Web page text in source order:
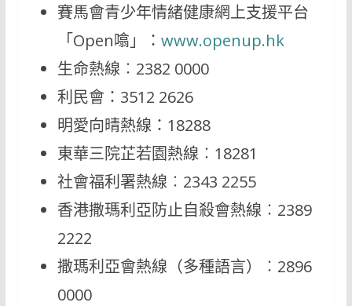
賽馬會青少年情緒健康網上支援平台
「Open噏」： www.openup.hk
生命熱線︰2382 0000
利民會：3512 2626
明愛向晴熱線：18288
東華三院芷若園熱線︰18281
社會福利署熱線︰2343 2255
香港撒瑪利亞防止自殺會熱線︰2389
2222
撒瑪利亞會熱線（多種語言）︰2896
0000